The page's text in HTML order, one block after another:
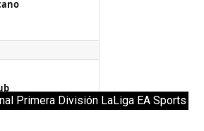
Primera División LaLiga EA Sports